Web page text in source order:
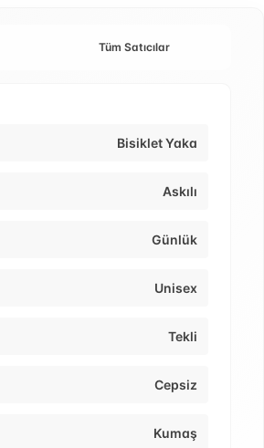
Tüm Satıcılar
Bisiklet Yaka
Askılı
Günlük
Unisex
Tekli
Cepsiz
Kumaş